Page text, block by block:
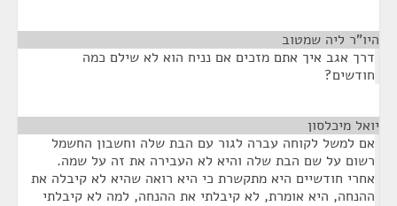
היו"ר ליה שמטוב
דרך אגב איך אתם מזכים אם נניח הוא לא שילם כמה
חודשים?
יואל מיכלסון
אם למשל לקוחה עברה לגור עם הבת שלה וחשבון החשמל
רשום על שם הבת שלה והיא לא העבירה את זה על שמה.
אחרי חודשיים היא מתקשרת כי היא רואה שהיא לא קיבלה את
ההנחה, היא אומרת, לא קיבלתי את ההנחה, למה לא קיבלתי